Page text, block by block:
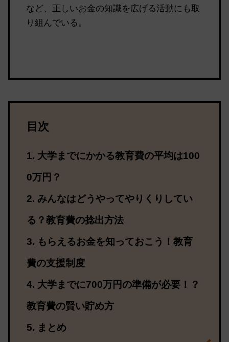
など、正しいお金の知識を広げる活動にも取
り組んでいる。
目次
大学までにかかる教育費の平均は100
0万円？
みんなはどうやってやりくりしてい
る？教育費の捻出方法
もらえるお金を知っておこう！教育
費の支援制度
大学までに700万円の準備が必要！？
教育費の賢い貯め方
まとめ